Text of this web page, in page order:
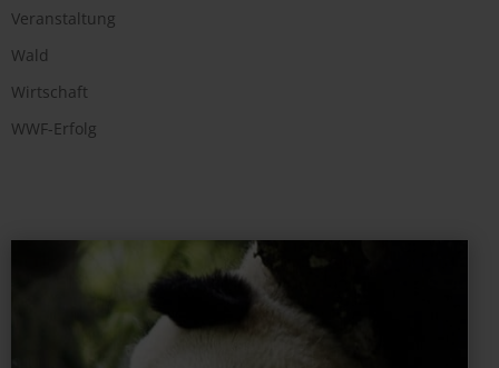
Veranstaltung
Wald
Wirtschaft
WWF-Erfolg